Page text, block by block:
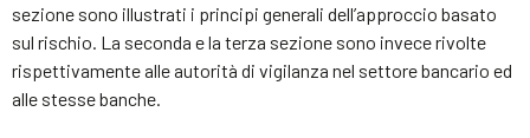
sezione sono illustrati i principi generali dell’approccio basato
sul rischio. La seconda e la terza sezione sono invece rivolte
rispettivamente alle autorità di vigilanza nel settore bancario ed
alle stesse banche.